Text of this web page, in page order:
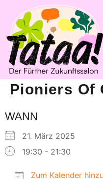
Pioniers Of
WANN
21. März 2025
19:30 - 21:30
Zum Kalender